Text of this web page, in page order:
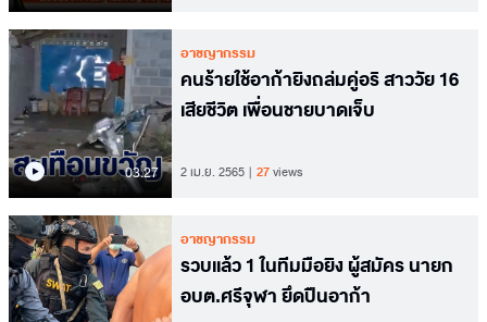
03.27
อาชญากรรม
คนร้ายใช้อาก้ายิงถล่มคู่อริ สาววัย 16
เสียชีวิต เพื่อนชายบาดเจ็บ
2 เม.ย. 2565 27views
อาชญากรรม
รวบเเล้ว 1 ในทีมมือยิง ผู้สมัคร นายก
อบต.ศรีจุฬา ยึดปืนอาก้า